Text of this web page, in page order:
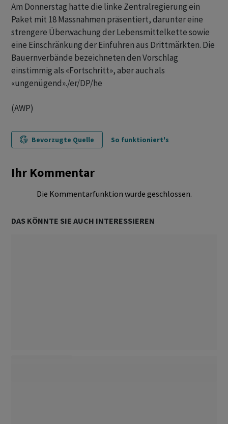
Am Donnerstag hatte die linke Zentralregierung ein
Paket mit 18 Massnahmen präsentiert, darunter eine
strengere Überwachung der Lebensmittelkette sowie
eine Einschränkung der Einfuhren aus Drittmärkten. Die
Bauernverbände bezeichneten den Vorschlag
einstimmig als «Fortschritt», aber auch als
«ungenügend»./er/DP/he
(AWP)
Bevorzugte Quelle So funktioniert's
Ihr Kommentar
Die Kommentarfunktion wurde geschlossen.
DAS KÖNNTE SIE AUCH INTERESSIEREN